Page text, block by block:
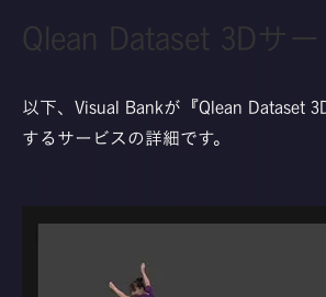
Qlean Dataset 3Dサ
以下、Visual Bankが『Qlean Dataset
するサービスの詳細です。